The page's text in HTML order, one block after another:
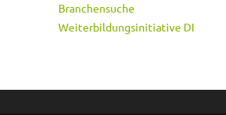
Branchensuche
Weiterbildungsinitiative DI